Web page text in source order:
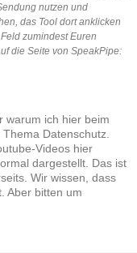
nutzen und
das Tool dort anklicken
zumindest Euren
die Seite von SpeakPipe:
warum ich hier beim
Datenschutz.
Videos hier
dargestellt. Das ist
Wir wissen, dass
Aber bitten um